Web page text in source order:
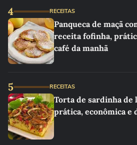
4 RECEITAS
Panqueca de maçã
receita fofinha,
café da manhã
5 RECEITAS
Torta de sardinha
prática, econômica e